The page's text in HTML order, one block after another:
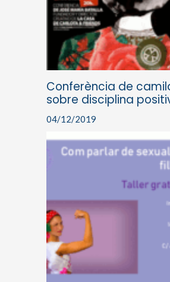
Conferència de
sobre disciplina
04/12/2019